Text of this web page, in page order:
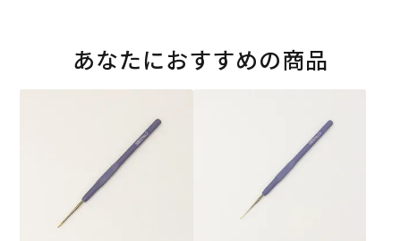
あなたにおすすめの商品